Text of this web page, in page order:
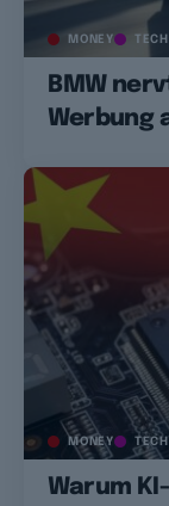
MONEY TECH
BMW
Werbung
MONEY TECH
Warum